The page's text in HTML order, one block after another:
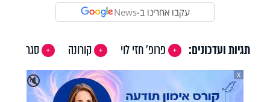
עקבו אחרינו ב-News
תגיות ועדכונים: פרופ' חזי לוי קורונה
סגר
🔇
X